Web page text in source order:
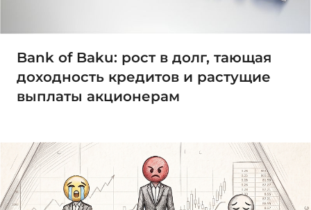
Bank of Baku: рост в долг, тающая
доходность кредитов и растущие
выплаты акционерам